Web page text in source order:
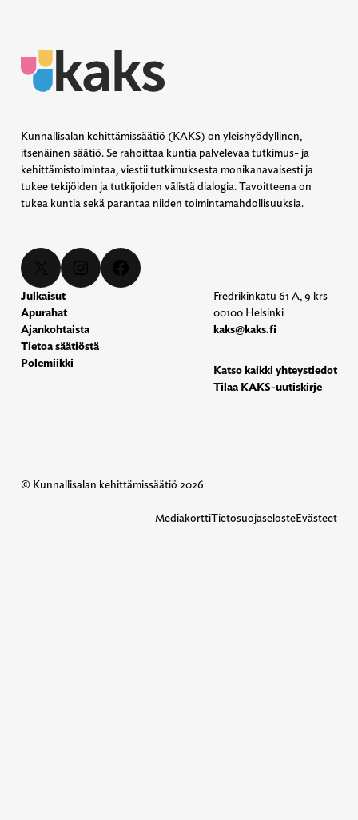
Kunnallisalan kehittämissäätiö (KAKS) on yleishyödyllinen,
itsenäinen säätiö. Se rahoittaa kuntia palvelevaa tutkimus- ja
kehittämistoimintaa, viestii tutkimuksesta monikanavaisesti ja
tukee tekijöiden ja tutkijoiden välistä dialogia. Tavoitteena on
tukea kuntia sekä parantaa niiden toimintamahdollisuuksia.
X Instagram Facebook
Julkaisut
Apurahat
Ajankohtaista
Tietoa säätiöstä
Polemiikki
Fredrikinkatu 61 A, 9 krs
00100 Helsinki
kaks@kaks.fi
Katso kaikki yhteystiedot
Tilaa KAKS-uutiskirje
© Kunnallisalan kehittämissäätiö 2026
MediakorttiTietosuojaselosteEvästeet